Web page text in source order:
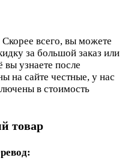
всего, вы можете
за большой заказ или
вы узнаете после
на сайте честные, у нас
в стоимость
товар